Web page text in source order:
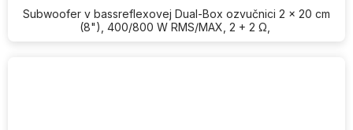
Subwoofer v bassreflexovej Dual-Box ozvučnici 2 x 20 cm
(8"), 400/800 W RMS/MAX, 2 + 2 Ω,